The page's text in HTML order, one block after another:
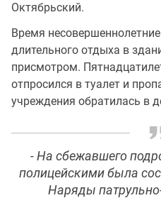
Октябрьский.
Время
длительного отдыха в
присмотром.
отпросился в туалет и
учреждения обратилась в
- На сбежавшего
полицейскими была
Наряды